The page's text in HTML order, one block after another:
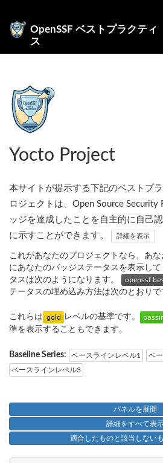
OpenSSF ベストプラクティ
ス
Yocto Project
本サイトが提示する下記のベストプ
ロジェクトは、Open Source Security
ッジを達成したことを自主的に自己
に示すことができます。
詳細を表示
これがあなたのプロジェクトなら、あ
にあなたのバッジステータスを表示し
タスは次のようになります。
テータスの埋め込み方法は次のとおりで
これらは レベルの基準です。
準を表示することもできます。
Baseline Series: ベースラインレベル1
ベ
ベースラインレベル3
パネルを展開
詳細をすべて表
適合したものと該当しない